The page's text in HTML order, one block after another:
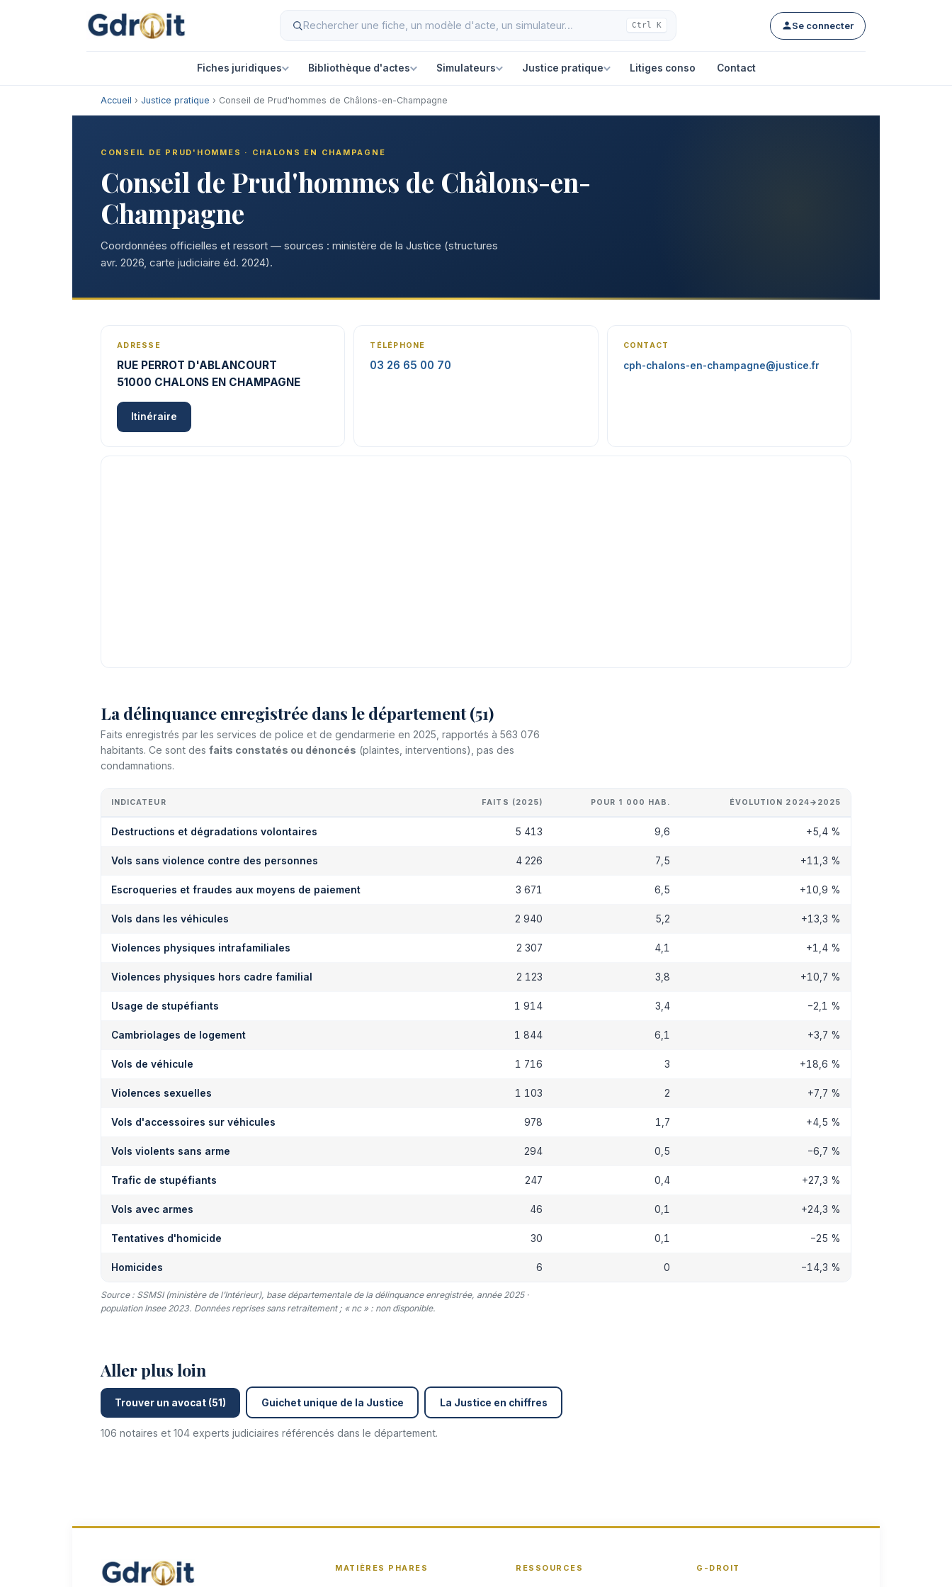
Ctrl K Se connecter
Fiches juridiques Bibliothèque d'actes Simulateurs Justice pratique Litiges conso Contact
Accueil › Justice pratique › Conseil de Prud'hommes de Châlons-en-Champagne
CONSEIL DE PRUD'HOMMES · CHALONS EN CHAMPAGNE
Conseil de Prud'hommes de Châlons-en-
Champagne
Coordonnées officielles et ressort — sources : ministère de la Justice (structures
avr. 2026, carte judiciaire éd. 2024).
ADRESSE
RUE PERROT D'ABLANCOURT
51000 CHALONS EN CHAMPAGNE
Itinéraire
TÉLÉPHONE
03 26 65 00 70
CONTACT
cph-chalons-en-champagne@justice.fr
La délinquance enregistrée dans le département (51)
Faits enregistrés par les services de police et de gendarmerie en 2025, rapportés à 563 076
habitants. Ce sont des faits constatés ou dénoncés (plaintes, interventions), pas des
condamnations.
INDICATEUR FAITS (2025) POUR 1 000 HAB. ÉVOLUTION 2024→2025
Destructions et dégradations volontaires 5 413 9,6 +5,4 %
Vols sans violence contre des personnes 4 226 7,5 +11,3 %
Escroqueries et fraudes aux moyens de paiement 3 671 6,5 +10,9 %
Vols dans les véhicules 2 940 5,2 +13,3 %
Violences physiques intrafamiliales 2 307 4,1 +1,4 %
Violences physiques hors cadre familial 2 123 3,8 +10,7 %
Usage de stupéfiants 1 914 3,4 −2,1 %
Cambriolages de logement 1 844 6,1 +3,7 %
Vols de véhicule 1 716 3 +18,6 %
Violences sexuelles 1 103 2 +7,7 %
Vols d'accessoires sur véhicules 978 1,7 +4,5 %
Vols violents sans arme 294 0,5 −6,7 %
Trafic de stupéfiants 247 0,4 +27,3 %
Vols avec armes 46 0,1 +24,3 %
Tentatives d'homicide 30 0,1 −25 %
Homicides 6 0 −14,3 %
Source : SSMSI (ministère de l’Intérieur), base départementale de la délinquance enregistrée, année 2025 ·
population Insee 2023. Données reprises sans retraitement ; « nc » : non disponible.
Aller plus loin
Trouver un avocat (51) Guichet unique de la Justice La Justice en chiffres
106 notaires et 104 experts judiciaires référencés dans le département.
MATIÈRES PHARES RESSOURCES G-DROIT